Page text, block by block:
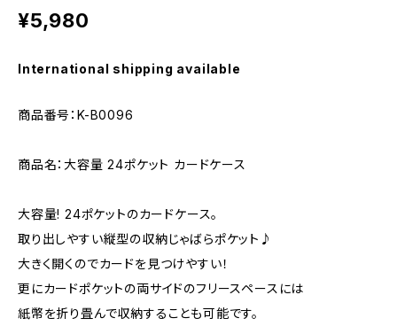
¥5,980
International shipping available
商品番号：K-B0096
商品名：大容量 24ポケット カードケース
大容量! 24ポケットのカードケース。
取り出しやすい縦型の収納じゃばらポケット♪
大きく開くのでカードを見つけやすい！
更にカードポケットの両サイドのフリースペースには
紙幣を折り畳んで収納することも可能です。